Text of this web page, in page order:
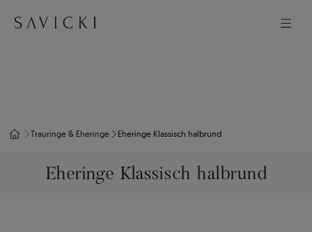
Trauringe & Eheringe Eheringe Klassisch halbrund
Eheringe Klassisch halbrund